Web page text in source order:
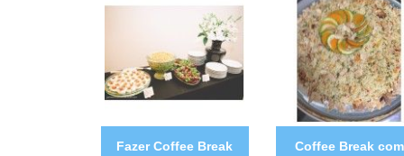
Fazer Coffee Break
Coffee Break com